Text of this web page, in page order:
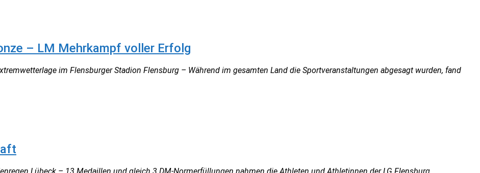
– LM Mehrkampf voller Erfolg
im Flensburger Stadion Flensburg – Während im gesamten Land die Sportveranstaltungen abgesagt wurden, fand
Lübeck – 13 Medaillen und gleich 3 DM-Normerfüllungen nahmen die Athleten und Athletinnen der LG Flensburg...